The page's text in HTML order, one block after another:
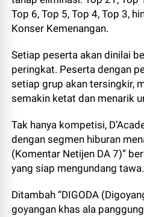
Top 6, Top 5, Top 4, Top 3,
Konser Kemenangan.
Setiap peserta akan dinilai
peringkat. Peserta dengan
setiap grup akan tersingkir,
semakin ketat dan menarik
Tak hanya kompetisi,
dengan segmen hiburan
(Komentar Netijen DA 7)”
yang siap mengundang tawa.
Ditambah “DIGODA
goyangan khas ala